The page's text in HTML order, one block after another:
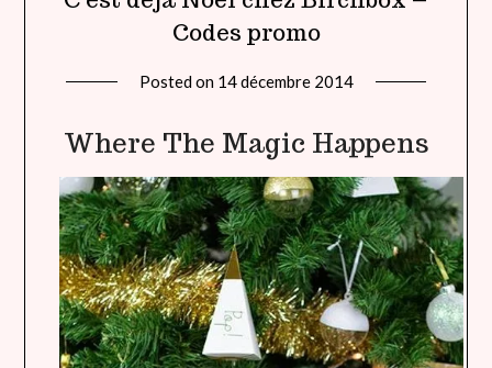
Codes promo
Posted on 14 décembre 2014by
heavenly
Where The Magic Happens